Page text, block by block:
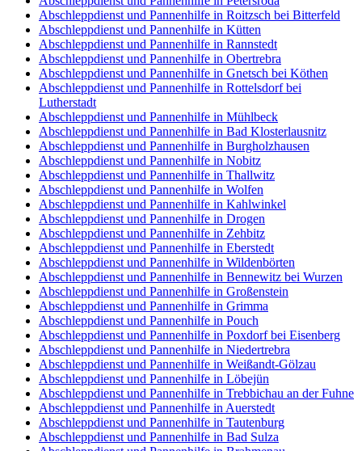
Abschleppdienst und Pannenhilfe in Roitzsch bei Bitterfeld
Abschleppdienst und Pannenhilfe in Kütten
Abschleppdienst und Pannenhilfe in Rannstedt
Abschleppdienst und Pannenhilfe in Obertrebra
Abschleppdienst und Pannenhilfe in Gnetsch bei Köthen
Abschleppdienst und Pannenhilfe in Rottelsdorf bei
Lutherstadt
Abschleppdienst und Pannenhilfe in Mühlbeck
Abschleppdienst und Pannenhilfe in Bad Klosterlausnitz
Abschleppdienst und Pannenhilfe in Burgholzhausen
Abschleppdienst und Pannenhilfe in Nobitz
Abschleppdienst und Pannenhilfe in Thallwitz
Abschleppdienst und Pannenhilfe in Wolfen
Abschleppdienst und Pannenhilfe in Kahlwinkel
Abschleppdienst und Pannenhilfe in Drogen
Abschleppdienst und Pannenhilfe in Zehbitz
Abschleppdienst und Pannenhilfe in Eberstedt
Abschleppdienst und Pannenhilfe in Wildenbörten
Abschleppdienst und Pannenhilfe in Bennewitz bei Wurzen
Abschleppdienst und Pannenhilfe in Großenstein
Abschleppdienst und Pannenhilfe in Grimma
Abschleppdienst und Pannenhilfe in Pouch
Abschleppdienst und Pannenhilfe in Poxdorf bei Eisenberg
Abschleppdienst und Pannenhilfe in Niedertrebra
Abschleppdienst und Pannenhilfe in Weißandt-Gölzau
Abschleppdienst und Pannenhilfe in Löbejün
Abschleppdienst und Pannenhilfe in Trebbichau an der Fuhne
Abschleppdienst und Pannenhilfe in Auerstedt
Abschleppdienst und Pannenhilfe in Tautenburg
Abschleppdienst und Pannenhilfe in Bad Sulza